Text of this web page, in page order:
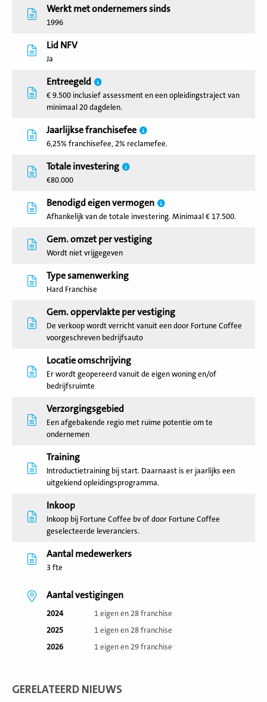
Werkt met ondernemers sinds
1996
Lid NFV
Ja
Entreegeld
€ 9.500 inclusief assessment en een opleidingstraject van
minimaal 20 dagdelen.
Jaarlijkse franchisefee
6,25% franchisefee, 2% reclamefee.
Totale investering
€80.000
Benodigd eigen vermogen
Afhankelijk van de totale investering. Minimaal € 17.500.
Gem. omzet per vestiging
Wordt niet vrijgegeven
Type samenwerking
Hard Franchise
Gem. oppervlakte per vestiging
De verkoop wordt verricht vanuit een door Fortune Coffee
voorgeschreven bedrijfsauto
Locatie omschrijving
Er wordt geopereerd vanuit de eigen woning en/of
bedrijfsruimte
Verzorgingsgebied
Een afgebakende regio met ruime potentie om te
ondernemen
Training
Introductietraining bij start. Daarnaast is er jaarlijks een
uitgekiend opleidingsprogramma.
Inkoop
Inkoop bij Fortune Coffee bv of door Fortune Coffee
geselecteerde leveranciers.
Aantal medewerkers
3 fte
Aantal vestigingen
2024
1 eigen en 28 franchise
2025
1 eigen en 28 franchise
2026
1 eigen en 29 franchise
GERELATEERD NIEUWS